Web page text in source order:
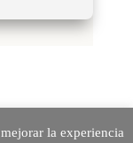
la experiencia